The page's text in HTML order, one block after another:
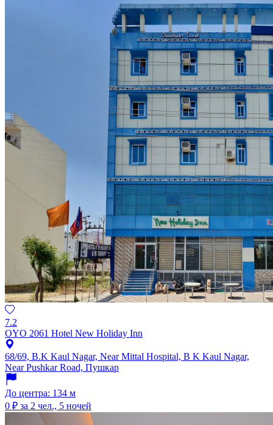
7.2
OYO 2061 Hotel New Holiday Inn
68/69, B.K Kaul Nagar, Near Mittal Hospital, B K Kaul Nagar,
Near Pushkar Road, Пушкар
До центра: 134 м
0 ₽ за 2 чел., 5 ночей